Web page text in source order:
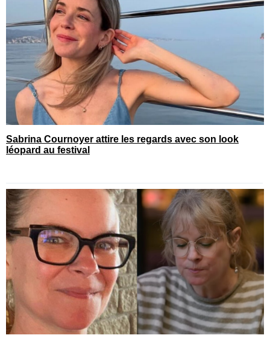
Sabrina Cournoyer attire les regards avec son look
léopard au festival